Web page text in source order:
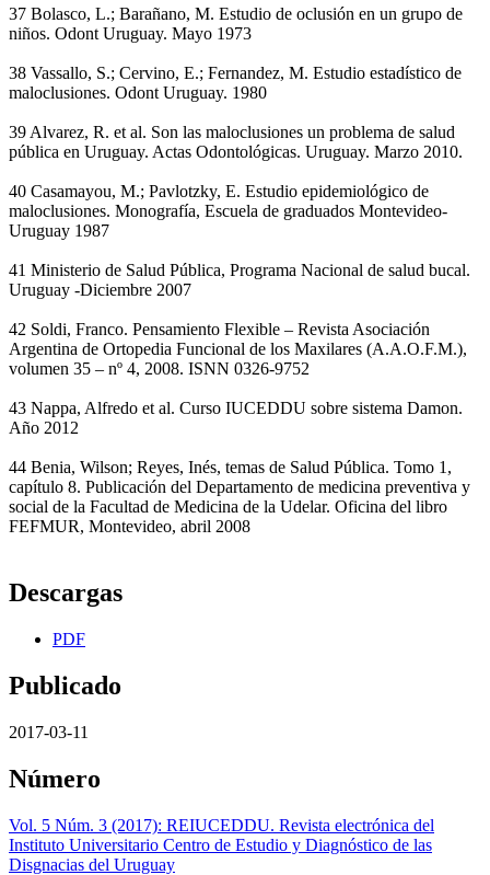
37 Bolasco, L.; Barañano, M. Estudio de oclusión en un grupo de
niños. Odont Uruguay. Mayo 1973
38 Vassallo, S.; Cervino, E.; Fernandez, M. Estudio estadístico de
maloclusiones. Odont Uruguay. 1980
39 Alvarez, R. et al. Son las maloclusiones un problema de salud
pública en Uruguay. Actas Odontológicas. Uruguay. Marzo 2010.
40 Casamayou, M.; Pavlotzky, E. Estudio epidemiológico de
maloclusiones. Monografía, Escuela de graduados Montevideo-
Uruguay 1987
41 Ministerio de Salud Pública, Programa Nacional de salud bucal.
Uruguay -Diciembre 2007
42 Soldi, Franco. Pensamiento Flexible – Revista Asociación
Argentina de Ortopedia Funcional de los Maxilares (A.A.O.F.M.),
volumen 35 – nº 4, 2008. ISNN 0326-9752
43 Nappa, Alfredo et al. Curso IUCEDDU sobre sistema Damon.
Año 2012
44 Benia, Wilson; Reyes, Inés, temas de Salud Pública. Tomo 1,
capítulo 8. Publicación del Departamento de medicina preventiva y
social de la Facultad de Medicina de la Udelar. Oficina del libro
FEFMUR, Montevideo, abril 2008
Descargas
PDF
Publicado
2017-03-11
Número
Vol. 5 Núm. 3 (2017): REIUCEDDU. Revista electrónica del
Instituto Universitario Centro de Estudio y Diagnóstico de las
Disgnacias del Uruguay